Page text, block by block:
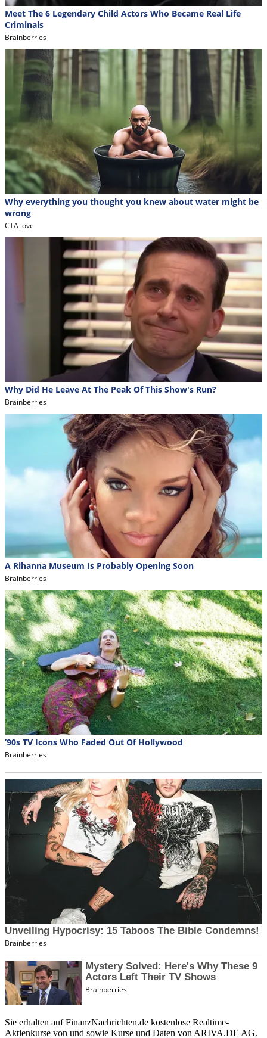
Sie erhalten auf FinanzNachrichten.de kostenlose Realtime-
Aktienkurse von und sowie Kurse und Daten von ARIVA.DE AG.